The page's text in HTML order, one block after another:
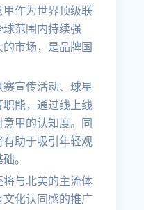
作为世界顶级联
范围内持续强
市场，是品牌国
宣传活动、球星
职能，通过线上线
甲的认知度。同
助于吸引年轻观
。
与北美的主流体
化认同感的推广